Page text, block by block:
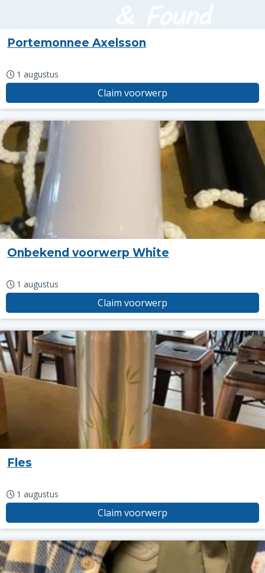
Portemonnee Axelsson
1 augustus
Claim voorwerp
Onbekend voorwerp White
1 augustus
Claim voorwerp
Fles
1 augustus
Claim voorwerp